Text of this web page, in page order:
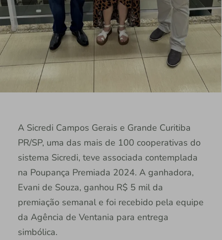
A Sicredi Campos Gerais e Grande Curitiba
PR/SP, uma das mais de 100 cooperativas do
sistema Sicredi, teve associada contemplada
na Poupança Premiada 2024. A ganhadora,
Evani de Souza, ganhou R$ 5 mil da
premiação semanal e foi recebido pela equipe
da Agência de Ventania para entrega
simbólica.